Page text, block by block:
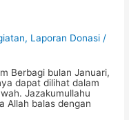
, Laporan Donasi /
Berbagi bulan Januari,
dapat dilihat dalam
Jazakumullahu
Allah balas dengan